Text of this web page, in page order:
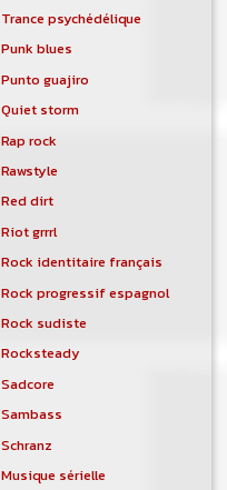
Trance psychédélique
Punk blues
Punto guajiro
Quiet storm
Rap rock
Rawstyle
Red dirt
Riot grrrl
Rock identitaire français
Rock progressif espagnol
Rock sudiste
Rocksteady
Sadcore
Sambass
Schranz
Musique sérielle